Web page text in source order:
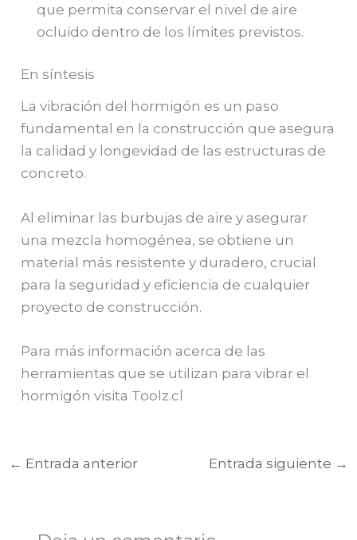
que permita conservar el nivel de aire
ocluido dentro de los límites previstos.
En síntesis
La vibración del hormigón es un paso
fundamental en la construcción que asegura
la calidad y longevidad de las estructuras de
concreto.
Al eliminar las burbujas de aire y asegurar
una mezcla homogénea, se obtiene un
material más resistente y duradero, crucial
para la seguridad y eficiencia de cualquier
proyecto de construcción.
Para más información acerca de las
herramientas que se utilizan para vibrar el
hormigón visita Toolz.cl
← Entrada anterior Entrada siguiente →